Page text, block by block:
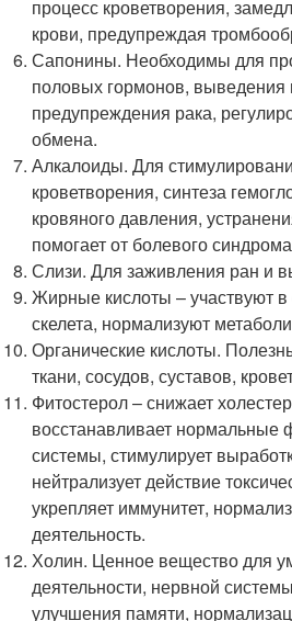
процесс кроветворения,
крови, предупреждая
Сапонины. Необходимы для
половых гормонов, выведения
предупреждения рака,
обмена.
Алкалоиды. Для
кроветворения, синтеза
кровяного давления,
помогает от болевого
Слизи. Для заживления ран и
Жирные кислоты – участвуют
скелета, нормализуют
Органические кислоты.
ткани, сосудов, суставов,
Фитостерол – снижает
восстанавливает нормальные
системы, стимулирует
нейтрализует действие
укрепляет иммунитет,
деятельность.
Холин. Ценное вещество для
деятельности, нервной
улучшения памяти,